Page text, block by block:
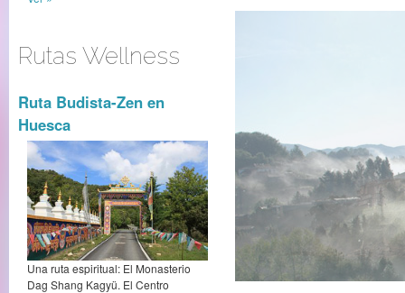
Rutas Wellness
Ruta Budista-Zen en
Huesca
Una ruta espiritual: El Monasterio
Dag Shang Kagyü. El Centro